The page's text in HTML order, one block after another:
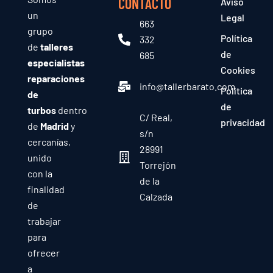
un
grupo
de talleres
especialistas
reparaciones
de
turbosdentro
de Madridy
cercanías,
unido
con la
finalidad
de
trabajar
para
ofrecer
a
CONTACTO
663
332
685
info@tallerbarato.com
C/ Real,
s/n
28991
Torrejón
de la
Calzada
Legal
Política
de
Cookies
Política
de
privacidad